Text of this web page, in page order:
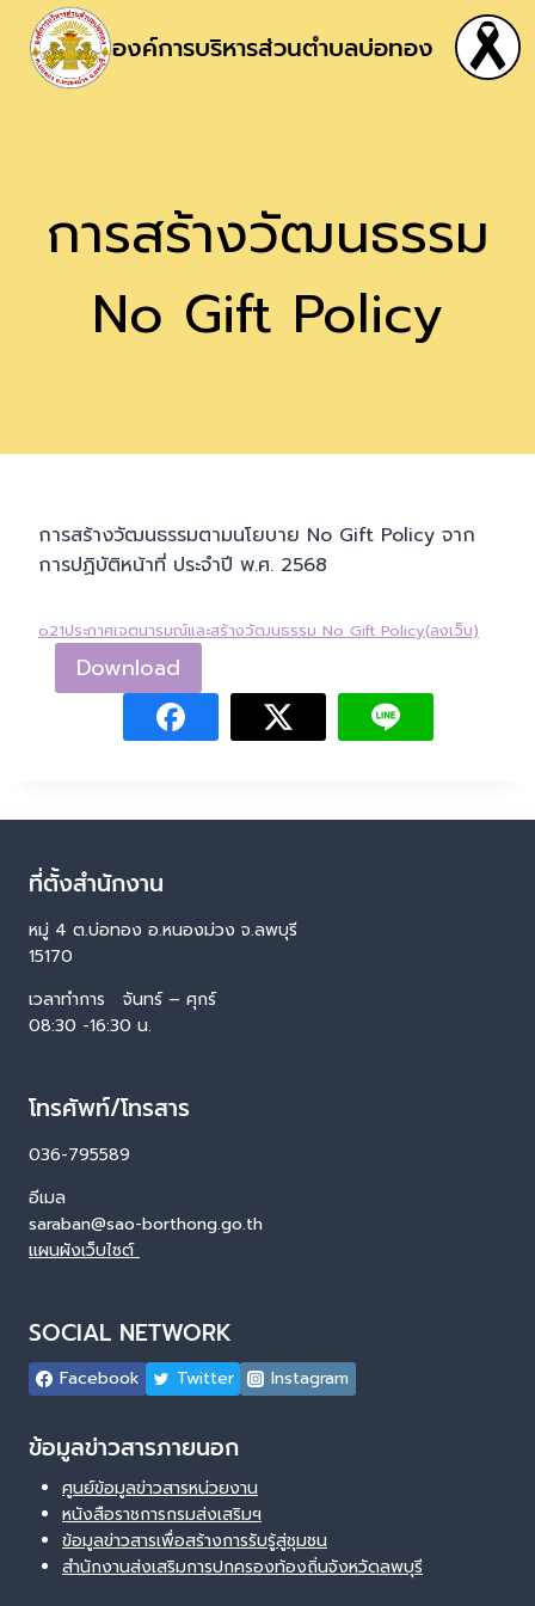
องค์การบริหารส่วนตำบลบ่อทอง
การสร้างวัฒนธรรม
No Gift Policy
การสร้างวัฒนธรรมตามนโยบาย No Gift Policy จาก
การปฏิบัติหน้าที่ ประจำปี พ.ศ. 2568
o21ประกาศเจตนารมณ์และสร้างวัฒนธรรม No Gift Policy(ลงเว็บ)
Download
ที่ตั้งสำนักงาน
หมู่ 4 ต.บ่อทอง อ.หนองม่วง จ.ลพบุรี
15170
เวลาทำการ จันทร์ – ศุกร์
08:30 -16:30 น.
โทรศัพท์/โทรสาร
036-795589
อีเมล
saraban@sao-borthong.go.th
แผนผังเว็บไซต์
SOCIAL NETWORK
Facebook Twitter Instagram
ข้อมูลข่าวสารภายนอก
ศูนย์ข้อมูลข่าวสารหน่วยงาน
หนังสือราชการกรมส่งเสริมฯ
ข้อมูลข่าวสารเพื่อสร้างการรับรู้สู่ชุมชน
สำนักงานส่งเสริมการปกครองท้องถิ่นจังหวัดลพบุรี